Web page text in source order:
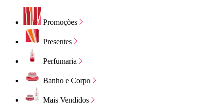
Promoções
Presentes
Perfumaria
Banho e Corpo
Mais Vendidos